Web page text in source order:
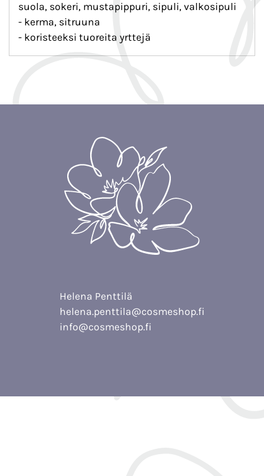
suola, sokeri, mustapippuri, sipuli, valkosipuli
- kerma, sitruuna
- koristeeksi tuoreita yrttejä
Helena Penttilä
helena.penttila@cosmeshop.fi
info@cosmeshop.fi